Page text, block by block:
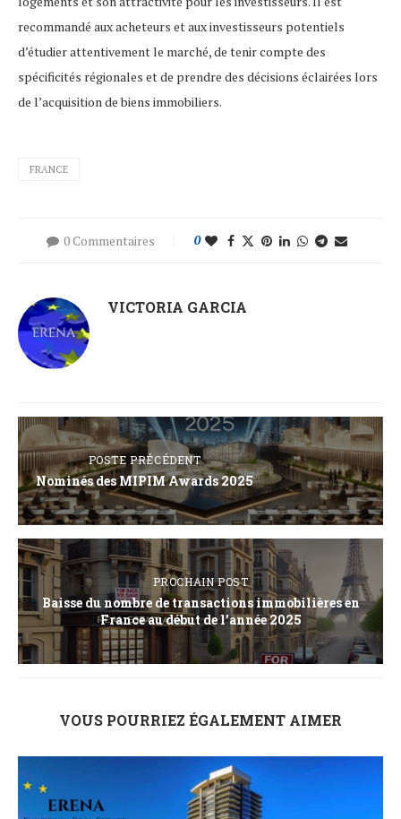
recommandé aux acheteurs et aux investisseurs potentiels
d’étudier attentivement le marché, de tenir compte des
spécificités régionales et de prendre des décisions éclairées lors
de l’acquisition de biens immobiliers.
FRANCE
0 Commentaires 0
VICTORIA GARCIA
POSTE PRÉCÉDENT
Nominés des MIPIM Awards 2025
PROCHAIN POST
Baisse du nombre de transactions immobilières en
France au début de l’année 2025
VOUS POURRIEZ ÉGALEMENT AIMER